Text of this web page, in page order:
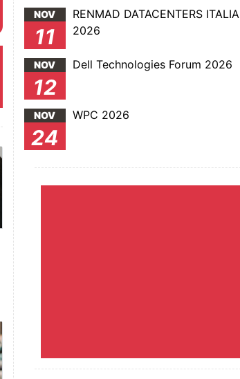
NOV
11
RENMAD DATACENTERS ITALIA
2026
NOV
12
Dell Technologies Forum 2026
NOV
24
WPC 2026